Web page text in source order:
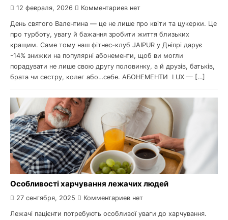
12 февраля, 2026 Комментариев нет
День святого Валентина — це не лише про квіти та цукерки. Це
про турботу, увагу й бажання зробити життя близьких
кращим. Саме тому наш фітнес-клуб JAIPUR у Дніпрі дарує
-14% знижки на популярні абонементи, щоб ви могли
порадувати не лише свою другу половинку, а й друзів, батьків,
брата чи сестру, колег або…себе. АБОНЕМЕНТИ LUX — […]
Особливості харчування лежачих людей
27 сентября, 2025 Комментариев нет
Лежачі пацієнти потребують особливої уваги до харчування.